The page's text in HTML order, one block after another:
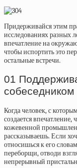
Придерживайся этим
исследованиях разных
впечатление на
чтобы испортить это
остальные встречи.
01
собеседником
Когда человек, с
создается
кожевенной
рассказываешь. Если
относишься к его
переборщи, отводи
непрерывный